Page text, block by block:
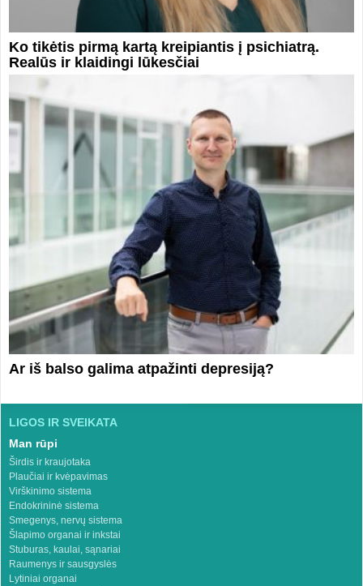
Ko tikėtis pirmą kartą kreipiantis į psichiatrą.
Realūs ir klaidingi lūkesčiai
Ar iš balso galima atpažinti depresiją?
LIGOS IR SVEIKATA
Man rūpi
Širdis ir kraujotaka
Plaučiai ir kvėpavimas
Virškinimo sistema
Endokrininė sistema
Smegenys, nervų sistema
Šlapimo organai ir inkstai
Stuburas, kaulai, sąnariai
Raumenys ir sausgyslės
Lytiniai organai